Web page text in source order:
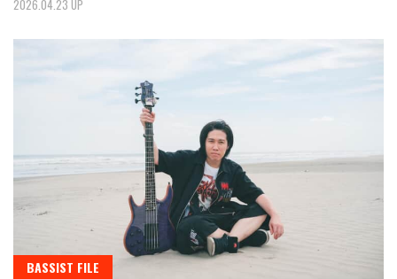
2026.04.23 UP
BASSIST FILE